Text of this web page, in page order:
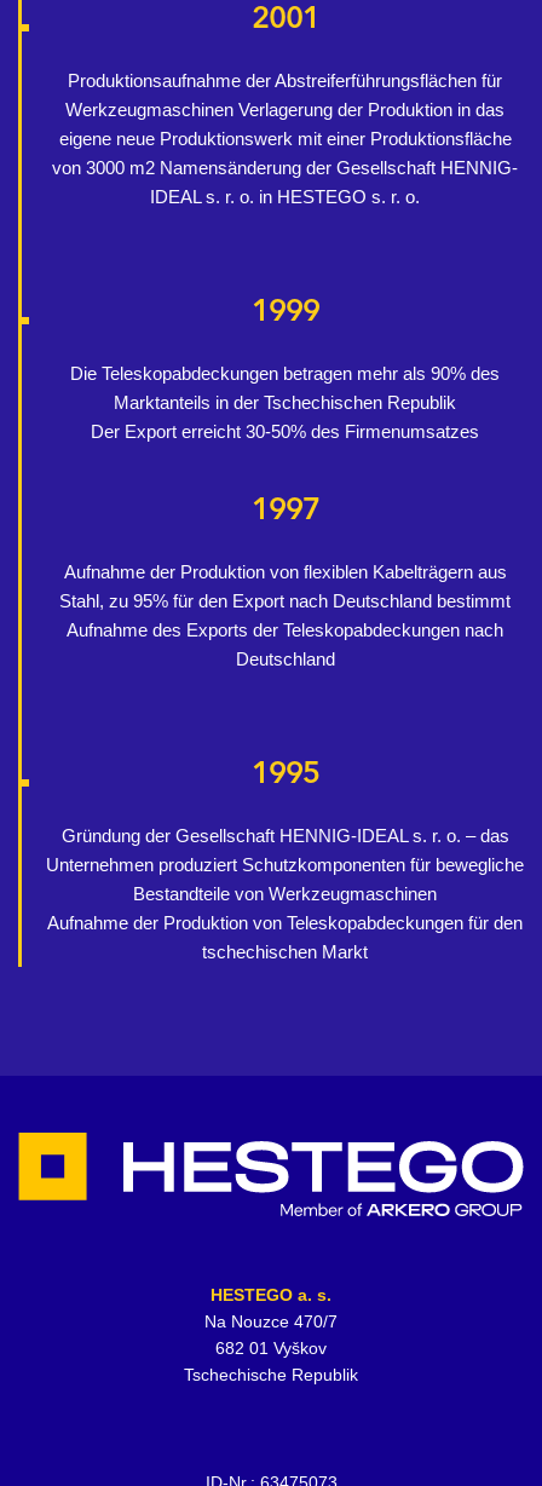
2001
Produktionsaufnahme der Abstreiferführungsflächen für
Werkzeugmaschinen Verlagerung der Produktion in das
eigene neue Produktionswerk mit einer Produktionsfläche
von 3000 m2 Namensänderung der Gesellschaft HENNIG-
IDEAL s. r. o. in HESTEGO s. r. o.
1999
Die Teleskopabdeckungen betragen mehr als 90% des
Marktanteils in der Tschechischen Republik
Der Export erreicht 30-50% des Firmenumsatzes
1997
Aufnahme der Produktion von flexiblen Kabelträgern aus
Stahl, zu 95% für den Export nach Deutschland bestimmt
Aufnahme des Exports der Teleskopabdeckungen nach
Deutschland
1995
Gründung der Gesellschaft HENNIG-IDEAL s. r. o. – das
Unternehmen produziert Schutzkomponenten für bewegliche
Bestandteile von Werkzeugmaschinen
Aufnahme der Produktion von Teleskopabdeckungen für den
tschechischen Markt
HESTEGO a. s.
Na Nouzce 470/7
682 01 Vyškov
Tschechische Republik